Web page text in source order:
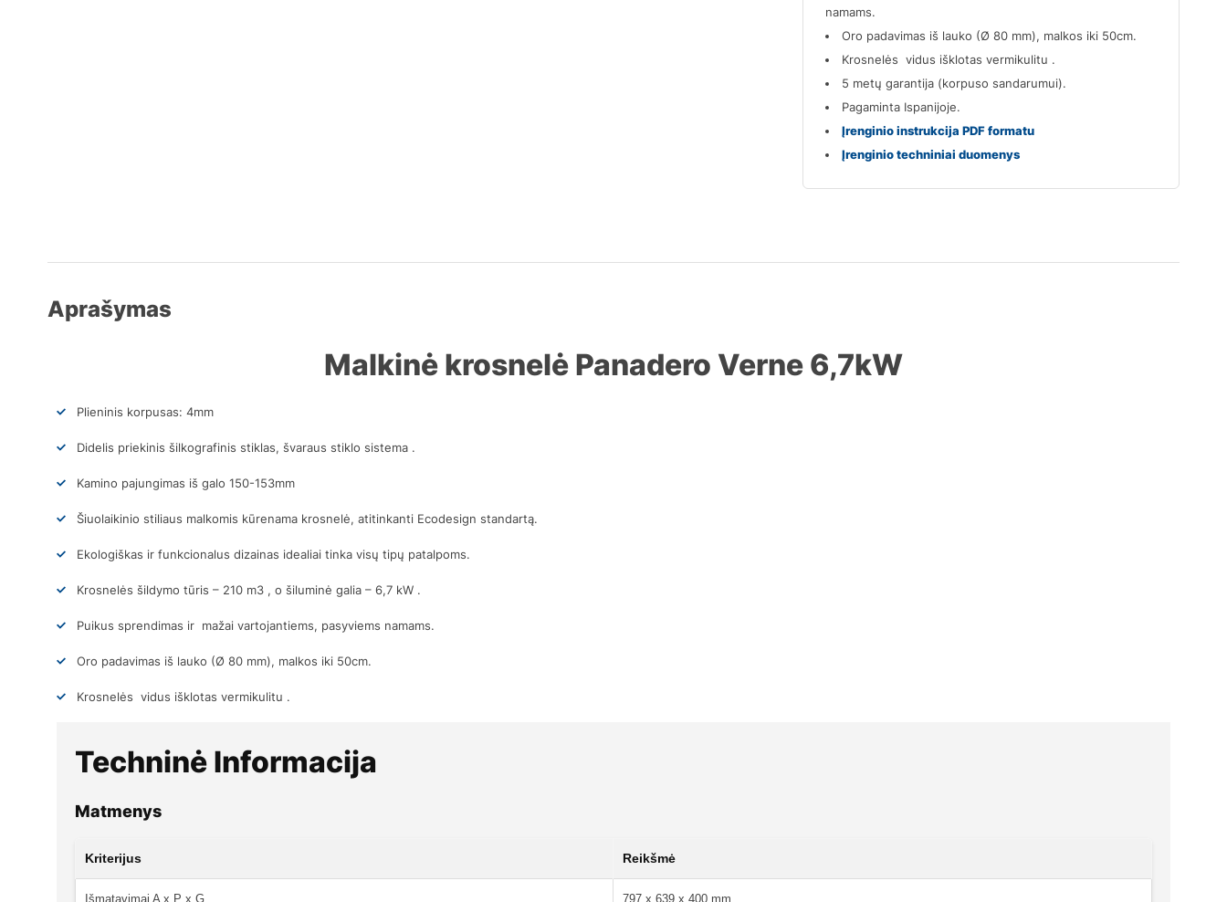
namams.
Oro padavimas iš lauko (Ø 80 mm), malkos iki 50cm.
Krosnelės vidus išklotas vermikulitu .
5 metų garantija (korpuso sandarumui).
Pagaminta Ispanijoje.
Įrenginio instrukcija PDF formatu
Įrenginio techniniai duomenys
Aprašymas
Malkinė krosnelė Panadero Verne 6,7kW
Plieninis korpusas: 4mm
Didelis priekinis šilkografinis stiklas, švaraus stiklo sistema .
Kamino pajungimas iš galo 150-153mm
Šiuolaikinio stiliaus malkomis kūrenama krosnelė, atitinkanti Ecodesign standartą.
Ekologiškas ir funkcionalus dizainas idealiai tinka visų tipų patalpoms.
Krosnelės šildymo tūris – 210 m3 , o šiluminė galia – 6,7 kW .
Puikus sprendimas ir mažai vartojantiems, pasyviems namams.
Oro padavimas iš lauko (Ø 80 mm), malkos iki 50cm.
Krosnelės vidus išklotas vermikulitu .
Techninė Informacija
Matmenys
Kriterijus Reikšmė
Išmatavimai A x P x G 797 x 639 x 400 mm